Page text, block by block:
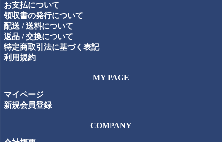
お支払について
領収書の発行について
配送 / 送料について
返品 / 交換について
特定商取引法に基づく表記
利用規約
MY PAGE
マイページ
新規会員登録
COMPANY